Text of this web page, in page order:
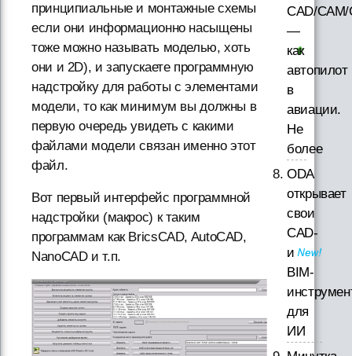
принципиальные и монтажные схемы
если они информационно насыщены
тоже можно называть моделью, хоть
они и 2D), и запускаете программную
надстройку для работы с элементами
модели, то как минимум вы должны в
первую очередь увидеть с какими
файлами модели связан именно этот
файл.
Вот первый интерфейс программной
надстройки (макрос) к таким
программам как BricsCAD, AutoCAD,
NanoCAD и т.п.
CAD/
—
как
автопилот
в
авиации.
Не
более
ODA
открывает
свои
CAD-
и
BIM-
для
ИИ